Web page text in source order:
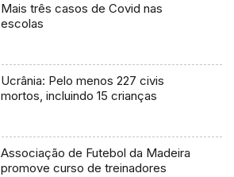
Mais três casos de Covid nas
escolas
Ucrânia: Pelo menos 227 civis
mortos, incluindo 15 crianças
Associação de Futebol da Madeira
promove curso de treinadores